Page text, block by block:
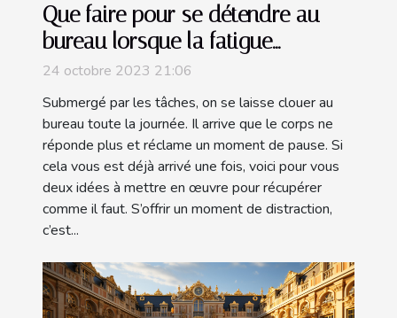
Que faire pour se détendre au
bureau lorsque la fatigue
s’installe ?
24 octobre 2023 21:06
Submergé par les tâches, on se laisse clouer au
bureau toute la journée. Il arrive que le corps ne
réponde plus et réclame un moment de pause. Si
cela vous est déjà arrivé une fois, voici pour vous
deux idées à mettre en œuvre pour récupérer
comme il faut. S’offrir un moment de distraction,
c’est...